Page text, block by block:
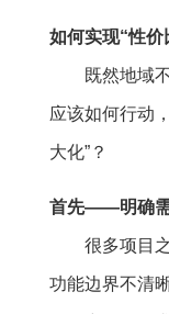
如何实现“性价
既然地域
应该如何行动
大化”？
首先——明确需
很多项目
功能边界不清